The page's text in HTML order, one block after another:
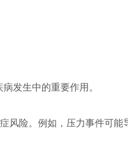
发生中的重要作用。
风险。例如，压力事件可